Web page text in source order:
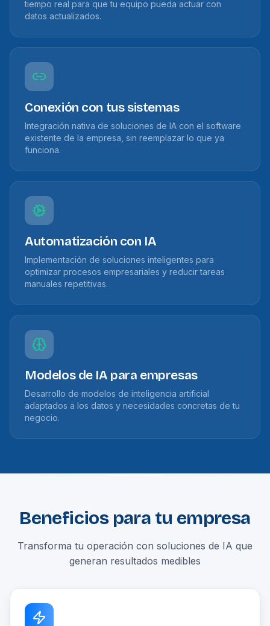
tiempo real para que tu equipo pueda actuar con
datos actualizados.
Conexión con tus sistemas
Integración nativa de soluciones de IA con el software
existente de la empresa, sin reemplazar lo que ya
funciona.
Automatización con IA
Implementación de soluciones inteligentes para
optimizar procesos empresariales y reducir tareas
manuales repetitivas.
Modelos de IA para empresas
Desarrollo de modelos de inteligencia artificial
adaptados a los datos y necesidades concretas de tu
negocio.
Beneficios para tu empresa
Transforma tu operación con soluciones de IA que
generan resultados medibles